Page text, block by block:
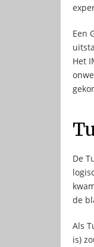
Een
Het
De
de
Als
is)